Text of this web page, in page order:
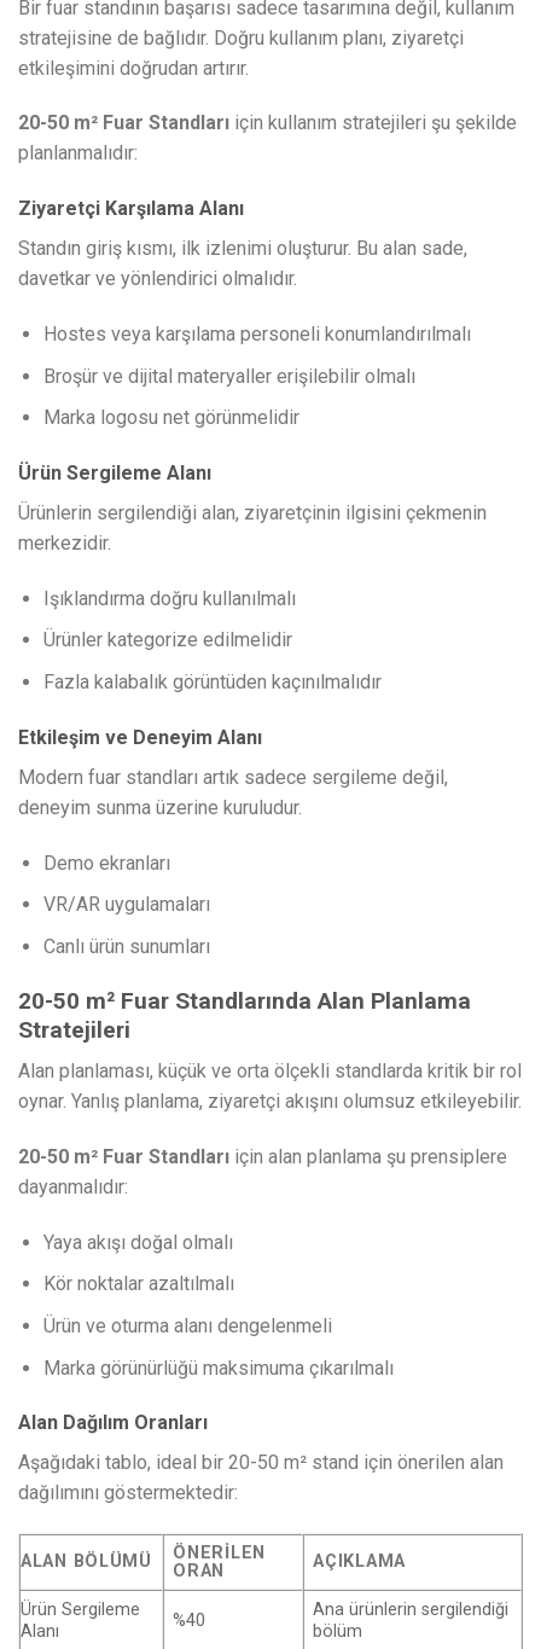
Bir fuar standının başarısı sadece tasarımına değil, kullanım
stratejisine de bağlıdır. Doğru kullanım planı, ziyaretçi
etkileşimini doğrudan artırır.
20-50 m² Fuar Standları için kullanım stratejileri şu şekilde
planlanmalıdır:
Ziyaretçi Karşılama Alanı
Standın giriş kısmı, ilk izlenimi oluşturur. Bu alan sade,
davetkar ve yönlendirici olmalıdır.
Hostes veya karşılama personeli konumlandırılmalı
Broşür ve dijital materyaller erişilebilir olmalı
Marka logosu net görünmelidir
Ürün Sergileme Alanı
Ürünlerin sergilendiği alan, ziyaretçinin ilgisini çekmenin
merkezidir.
Işıklandırma doğru kullanılmalı
Ürünler kategorize edilmelidir
Fazla kalabalık görüntüden kaçınılmalıdır
Etkileşim ve Deneyim Alanı
Modern fuar standları artık sadece sergileme değil,
deneyim sunma üzerine kuruludur.
Demo ekranları
VR/AR uygulamaları
Canlı ürün sunumları
20-50 m² Fuar Standlarında Alan Planlama
Stratejileri
Alan planlaması, küçük ve orta ölçekli standlarda kritik bir rol
oynar. Yanlış planlama, ziyaretçi akışını olumsuz etkileyebilir.
20-50 m² Fuar Standları için alan planlama şu prensiplere
dayanmalıdır:
Yaya akışı doğal olmalı
Kör noktalar azaltılmalı
Ürün ve oturma alanı dengelenmeli
Marka görünürlüğü maksimuma çıkarılmalı
Alan Dağılım Oranları
Aşağıdaki tablo, ideal bir 20-50 m² stand için önerilen alan
dağılımını göstermektedir:
ALAN BÖLÜMÜ
ÖNERILEN
ORAN
AÇIKLAMA
Ürün Sergileme
Alanı
%40
Ana ürünlerin sergilendiği
bölüm